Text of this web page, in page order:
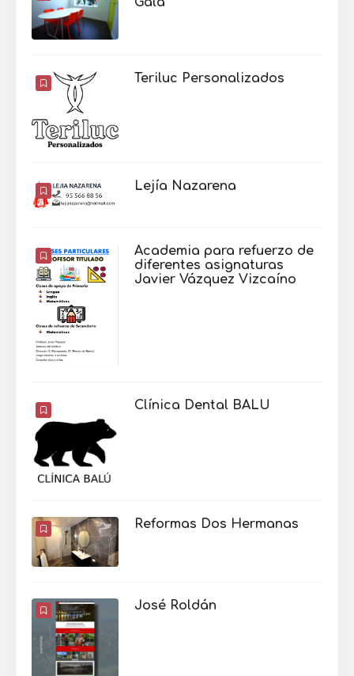
Teriluc Personalizados
Lejía Nazarena
Academia para refuerzo de
diferentes asignaturas
Javier Vázquez Vizcaíno
Clínica Dental BALU
Reformas Dos Hermanas
José Roldán